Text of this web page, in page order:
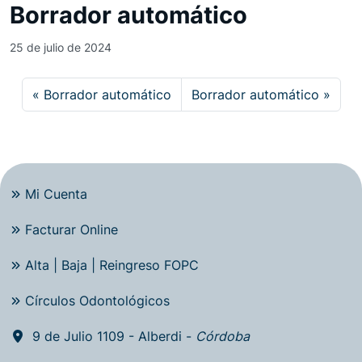
Borrador automático
25 de julio de 2024
Borrador automático Borrador automático
Mi Cuenta
Facturar Online
Alta | Baja | Reingreso FOPC
Círculos Odontológicos
9 de Julio 1109 - Alberdi - Córdoba